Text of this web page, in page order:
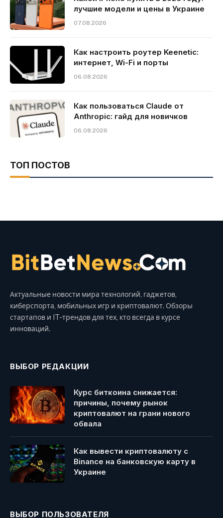
лучшие модели и цены в Украине
07.08.2026
Как настроить роутер Keenetic:
интернет, Wi-Fi и порты
06.08.2026
Как пользоваться Claude от
Anthropic: гайд для новичков
06.08.2026
ТОП ПОСТОВ
Актуальные новости мира технологий, гаджетов,
киберспорта, мобильных игр и криптовалют. Обзоры
стартапов и IT-трендов для тех, кто всегда в курсе
инноваций.
ВЫБОР РЕДАКЦИИ
Курс биткоина снижается:
причины, почему рынок
криптовалют на грани нового
обвала
Как вывести криптовалюту с
Binance на банковскую карту в
Украине
ВЫБОР ПОЛЬЗОВАТЕЛЯ